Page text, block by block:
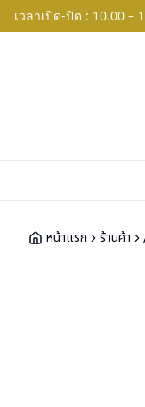
เวลาเปิด-ปิด : 10.00 –
หน้าแรก ร้านค้า